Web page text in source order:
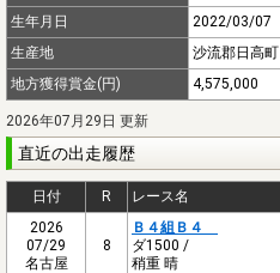
生年月日
2022/03/07
生産地
沙流郡日高町
地方獲得賞金(円)
4,575,000
2026年07月29日 更新
直近の出走履歴
日付 R レース名
2026
07/29
名古屋
8
Ｂ４組Ｂ４
ダ1500 /
稍重 晴